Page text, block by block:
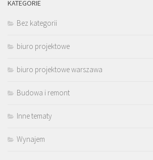
KATEGORIE
Bez kategorii
biuro projektowe
biuro projektowe warszawa
Budowa i remont
Inne tematy
Wynajem